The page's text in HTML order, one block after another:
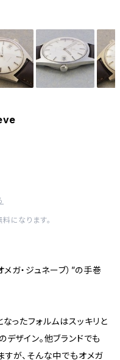
になります。
・ジュネーブ）”の手巻
ったフォルムはスッキリと
ザイン。他ブランドでも
が、そんな中でもオメガ